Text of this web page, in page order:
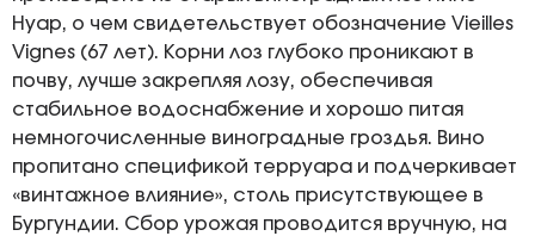
Нуар, о чем свидетельствует обозначение Vieilles
Vignes (67 лет). Корни лоз глубоко проникают в
почву, лучше закрепляя лозу, обеспечивая
стабильное водоснабжение и хорошо питая
немногочисленные виноградные гроздья. Вино
пропитано спецификой терруара и подчеркивает
«винтажное влияние», столь присутствующее в
Бургундии. Сбор урожая проводится вручную, на